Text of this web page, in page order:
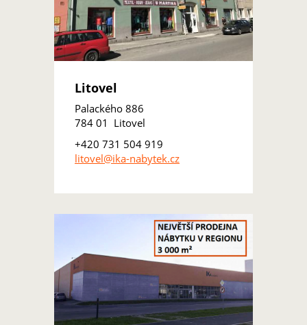
Litovel
Palackého 886
784 01 Litovel
+420 731 504 919
litovel@ika-nabytek.cz